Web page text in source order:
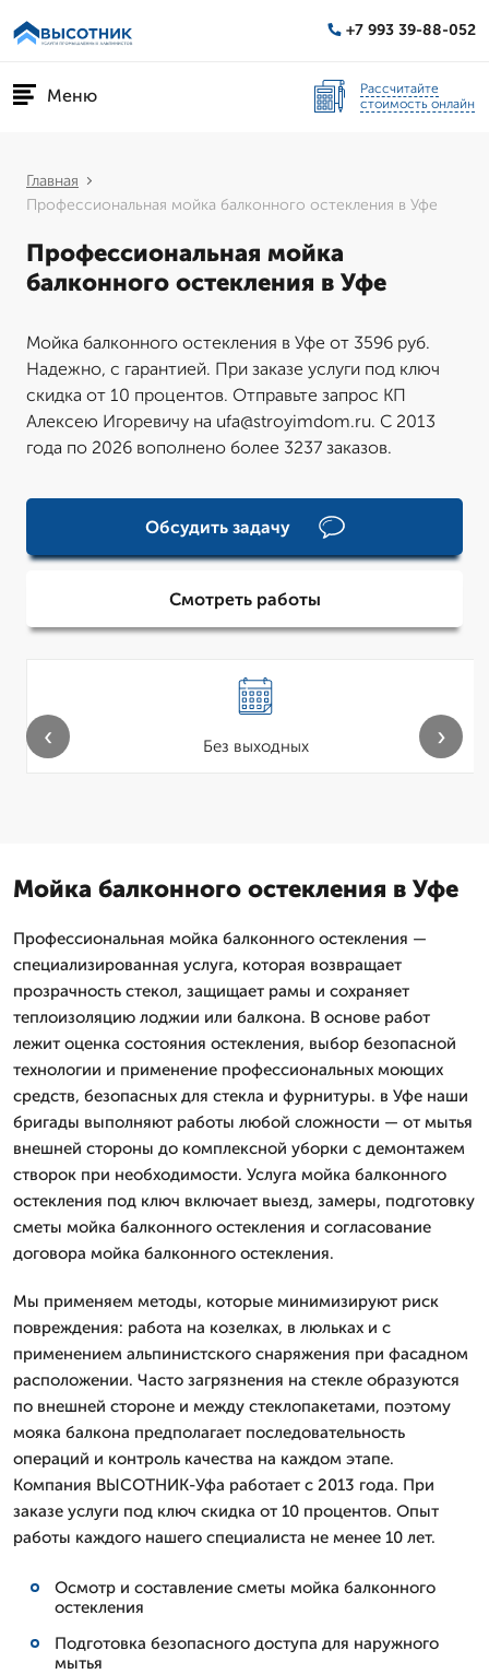
+7 993 39-88-052
Меню
Рассчитайте
стоимость онлайн
Главная
Профессиональная мойка балконного остекления в Уфе
Профессиональная мойка
балконного остекления в Уфе
Мойка балконного остекления в Уфе от 3596 руб.
Надежно, с гарантией. При заказе услуги под ключ
скидка от 10 процентов. Отправьте запрос КП
Алексею Игоревичу на ufa@stroyimdom.ru. С 2013
года по 2026 вополнено более 3237 заказов.
Обсудить задачу
Смотреть работы
Без выходных
‹ ›
Мойка балконного остекления в Уфе
Профессиональная мойка балконного остекления —
специализированная услуга, которая возвращает
прозрачность стекол, защищает рамы и сохраняет
теплоизоляцию лоджии или балкона. В основе работ
лежит оценка состояния остекления, выбор безопасной
технологии и применение профессиональных моющих
средств, безопасных для стекла и фурнитуры. в Уфе наши
бригады выполняют работы любой сложности — от мытья
внешней стороны до комплексной уборки с демонтажем
створок при необходимости. Услуга мойка балконного
остекления под ключ включает выезд, замеры, подготовку
сметы мойка балконного остекления и согласование
договора мойка балконного остекления.
Мы применяем методы, которые минимизируют риск
повреждения: работа на козелках, в люльках и с
применением альпинистского снаряжения при фасадном
расположении. Часто загрязнения на стекле образуются
по внешней стороне и между стеклопакетами, поэтому
мояка балкона предполагает последовательность
операций и контроль качества на каждом этапе.
Компания ВЫСОТНИК-Уфа работает с 2013 года. При
заказе услуги под ключ скидка от 10 процентов. Опыт
работы каждого нашего специалиста не менее 10 лет.
Осмотр и составление сметы мойка балконного
остекления
Подготовка безопасного доступа для наружного
мытья